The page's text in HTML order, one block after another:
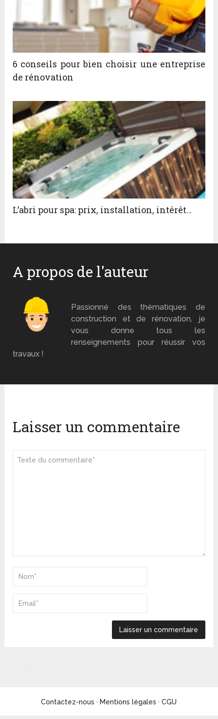
6 conseils pour bien choisir une entreprise
de rénovation
L’abri pour spa: prix, installation, intérêt…
A propos de l'auteur
Passionné des thématiques de
construction et de rénovation, je
vous donne tous les
renseignements pour réussir vos
travaux !
Laisser un commentaire
Contactez-nous · Mentions légales ·CGU